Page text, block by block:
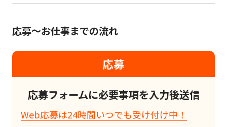
応募～お仕事までの流れ
応募
応募フォームに必要事項を入力後送信
Web応募は24時間いつでも受け付け中！